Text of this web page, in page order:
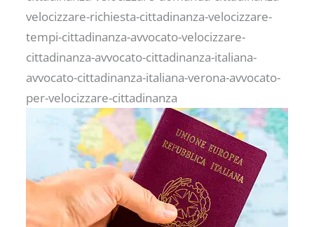
velocizzare-richiesta-cittadinanza-velocizzare-
tempi-cittadinanza-avvocato-velocizzare-
cittadinanza-avvocato-cittadinanza-italiana-
avvocato-cittadinanza-italiana-verona-avvocato-
per-velocizzare-cittadinanza